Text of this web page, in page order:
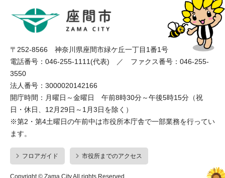
〒252-8566 神奈川県座間市緑ケ丘一丁目1番1号
電話番号：046-255-1111(代表) ／ ファクス番号：046-255-
3550
法人番号：3000020142166
開庁時間：月曜日～金曜日 午前8時30分～午後5時15分（祝
日・休日、12月29日～1月3日を除く）
※第2・第4土曜日の午前中は市役所本庁舎で一部業務を行ってい
ます。
フロアガイド 市役所までのアクセス
Copyright © Zama City All rights Reserved.